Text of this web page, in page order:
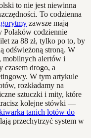
to nie jest niewinna
To codzienna
zawsze mają
Polaków codziennie
za 88 zł, tylko po to, by
odświeżoną stroną. W
mobilnych alertów i
czasem drogo, a
W tym artykule
rozkładamy na
sztuczki i mity, które
kolejne stówki —
tanich lotów do
przechytrzyć system w